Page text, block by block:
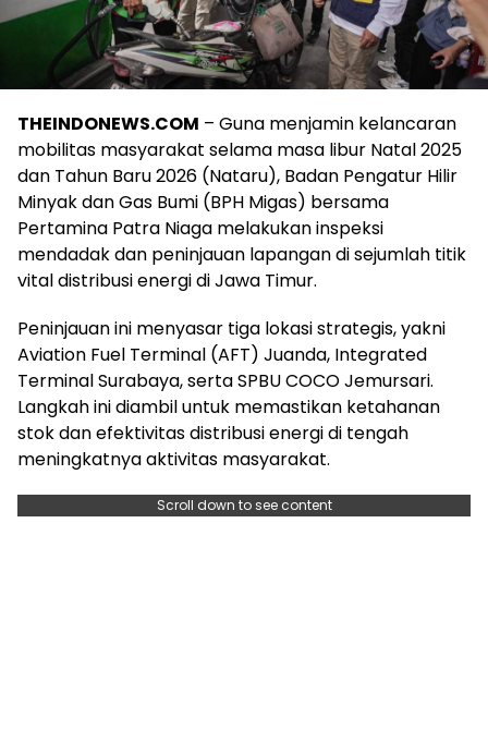
THEINDONEWS.COM – Guna menjamin kelancaran
mobilitas masyarakat selama masa libur Natal 2025
dan Tahun Baru 2026 (Nataru), Badan Pengatur Hilir
Minyak dan Gas Bumi (BPH Migas) bersama
Pertamina Patra Niaga melakukan inspeksi
mendadak dan peninjauan lapangan di sejumlah titik
vital distribusi energi di Jawa Timur.
Peninjauan ini menyasar tiga lokasi strategis, yakni
Aviation Fuel Terminal (AFT) Juanda, Integrated
Terminal Surabaya, serta SPBU COCO Jemursari.
Langkah ini diambil untuk memastikan ketahanan
stok dan efektivitas distribusi energi di tengah
meningkatnya aktivitas masyarakat.
Scroll down to see content